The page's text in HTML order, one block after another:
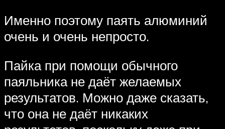
Именно поэтому паять алюминий
очень и очень непросто.
Пайка при помощи обычного
паяльника не даёт желаемых
результатов. Можно даже сказать,
что она не даёт никаких